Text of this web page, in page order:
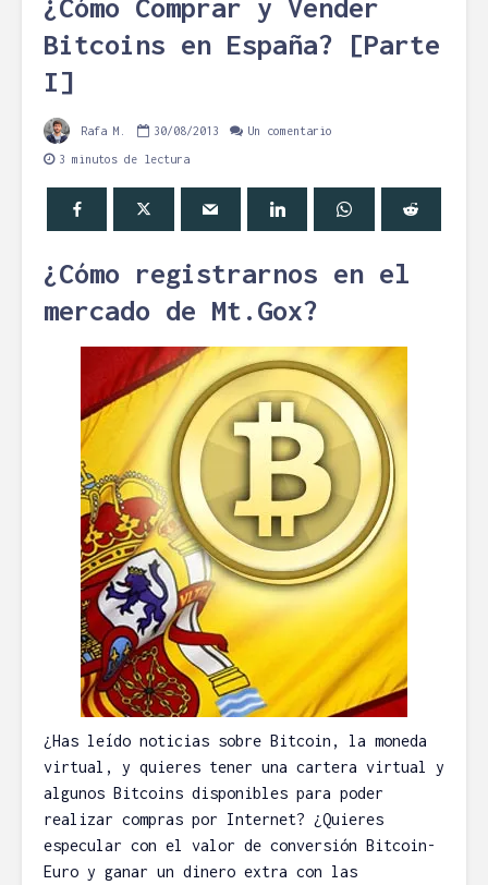
¿Cómo Comprar y Vender
Bitcoins en España? [Parte
I]
Rafa M. 30/08/2013 Un comentario
3 minutos de lectura
¿Cómo registrarnos en el
mercado de Mt.Gox?
¿Has leído noticias sobre Bitcoin, la moneda
virtual, y quieres tener una cartera virtual y
algunos Bitcoins disponibles para poder
realizar compras por Internet? ¿Quieres
especular con el valor de conversión Bitcoin-
Euro y ganar un dinero extra con las